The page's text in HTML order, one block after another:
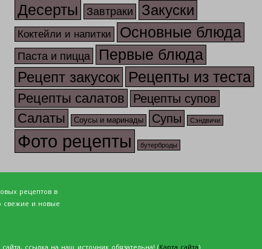
Десерты
Завтраки Закуски
Коктейли и напитки Основные блюда
Паста и пицца
Первые блюда
Рецепт закусок
Рецепты из теста
Рецепты салатов Рецепты супов
Салаты Соусы и маринады Супы Сэндвичи
Фото рецепты бутерброды
рецептов в
свежие и новые
ссылка на наш источник обязательна! (Карта сайта)